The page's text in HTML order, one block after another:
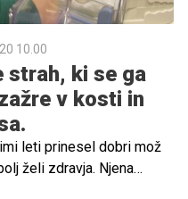
10.00
strah, ki se ga
v kosti in
leti prinesel dobri mož
želi zdravja. Njena